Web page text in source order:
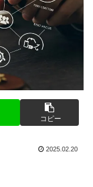
コピー
2025.02.20